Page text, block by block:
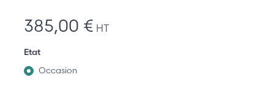
385,00 € HT
Etat
Occasion